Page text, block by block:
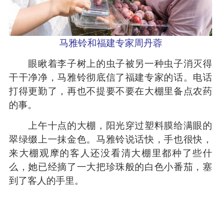
马雅铃和福建专家周丹蓉
眼瞅着李子树上的虫子被另一种虫子消灭得
干干净净，马雅铃彻底信了福建专家的话。电话
打得更勤了，再也不提要不要在大棚里备点农药
的事。
上午十点的大棚，阳光穿过塑料膜给满眼的
翠绿缀上一抹金色。马雅铃说话快，手也很快，
来大棚观摩的客人还没看清大棚里都种了些什
么，她已经摘了一大把珍珠般的白色小番茄，塞
到了客人的手里。